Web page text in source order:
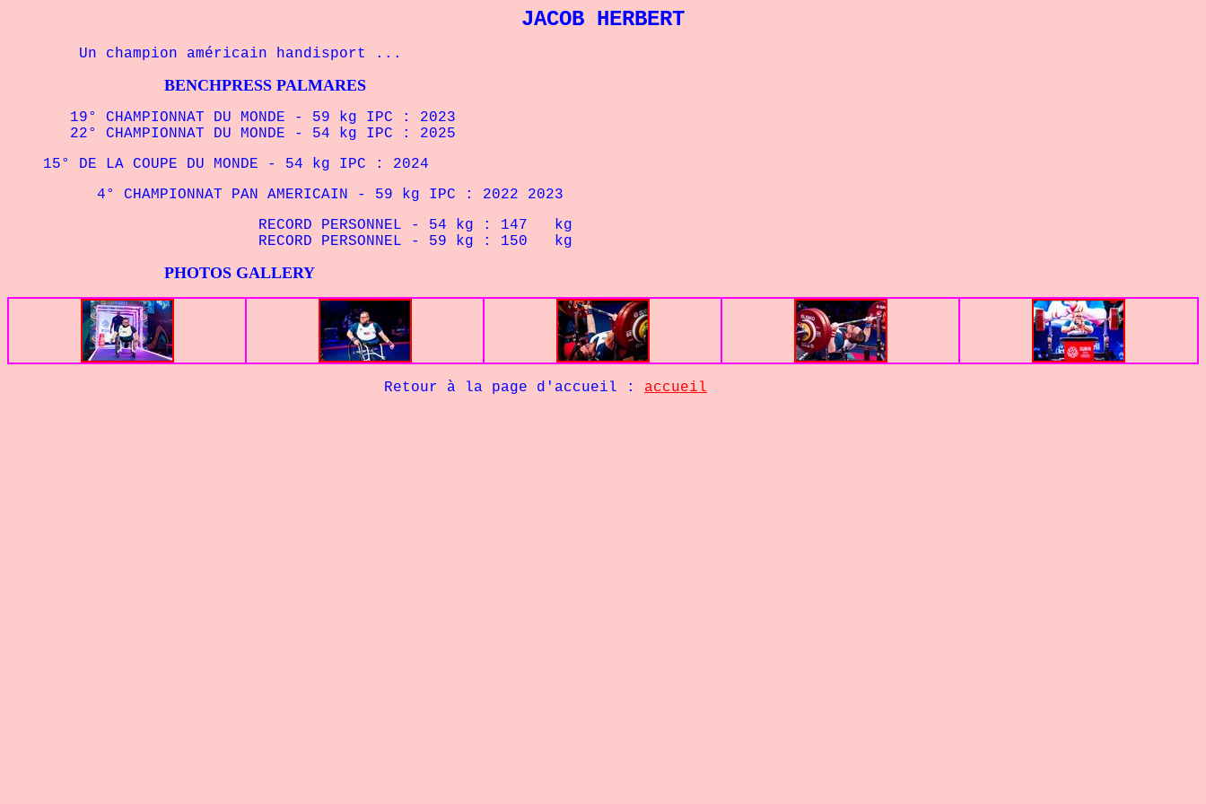
JACOB HERBERT
Un champion américain handisport ...
BENCHPRESS PALMARES
19° CHAMPIONNAT DU MONDE - 59 kg IPC : 2023
22° CHAMPIONNAT DU MONDE - 54 kg IPC : 2025
15° DE LA COUPE DU MONDE - 54 kg IPC : 2024
4° CHAMPIONNAT PAN AMERICAIN - 59 kg IPC : 2022 2023
RECORD PERSONNEL - 54
kg : 147 kg
RECORD PERSONNEL - 59
kg : 150 kg
PHOTOS GALLERY
Retour à la page d'accueil : accueil